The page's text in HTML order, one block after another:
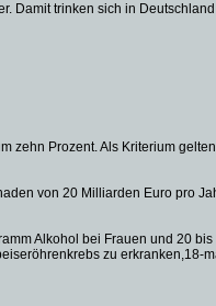
Damit trinken sich in
Prozent. Als Kriterium
von 20 Milliarden Euro pro
Alkohol bei Frauen und 20
zu erkranken,18-